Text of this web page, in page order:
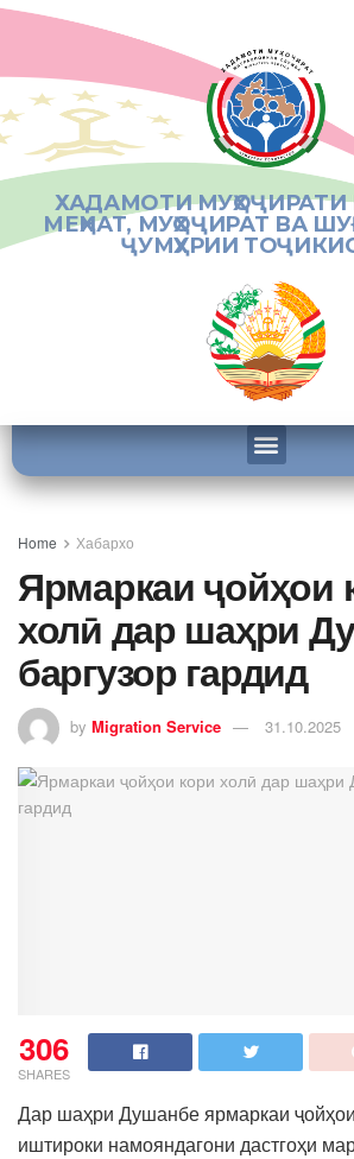
ХАДАМОТИ МУҲОҶИРАТИ
МЕҲНАТ, МУҲОҶИРАТ ВА
ҶУМҲУРИИ
Home Хабархо
Ярмаркаи ҷойҳои
холӣ дар шаҳри
баргузор гардид
by Migration Service 31.10.2025
306
SHARES
Дар шаҳри Душанбе ярмаркаи
иштироки намояндагони дастгоҳи